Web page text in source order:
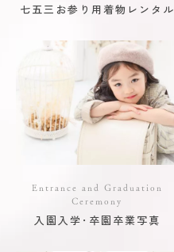
七五三お参り用着物レンタル
Entrance and Graduation
Ceremony
入園入学･卒園卒業写真